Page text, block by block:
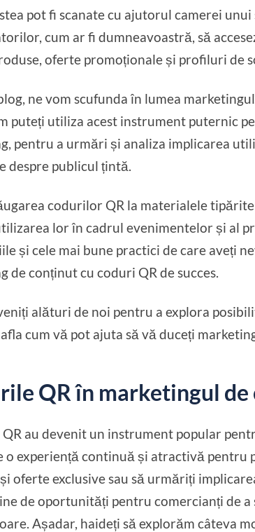
pot fi scanate cu ajutorul camerei
cum ar fi dumneavoastră, să
oferte promoționale și profiluri de
ne vom scufunda în lumea
puteți utiliza acest instrument puternic
pentru a urmări și analiza implicarea
despre publicul țintă.
codurilor QR la materialele
lor în cadrul evenimentelor și al
și cele mai bune practici de care aveți
de conținut cu coduri QR de succes.
alături de noi pentru a explora
cum vă pot ajuta să vă duceți
QR în marketingul de
au devenit un instrument popular
o experiență continuă și atractivă pentru
oferte exclusive sau să urmăriți
de oportunități pentru comercianți de
Așadar, haideți să explorăm câteva